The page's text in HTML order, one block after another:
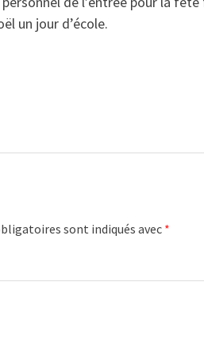
un jour d’école.
sont indiqués avec *